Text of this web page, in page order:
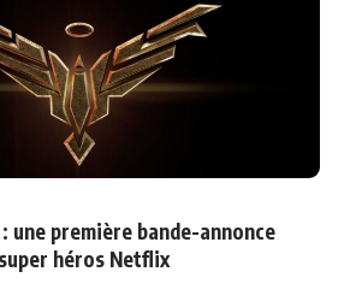
une première bande-annonce
héros Netflix